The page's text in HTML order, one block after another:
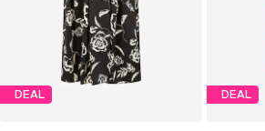
DEAL DEAL